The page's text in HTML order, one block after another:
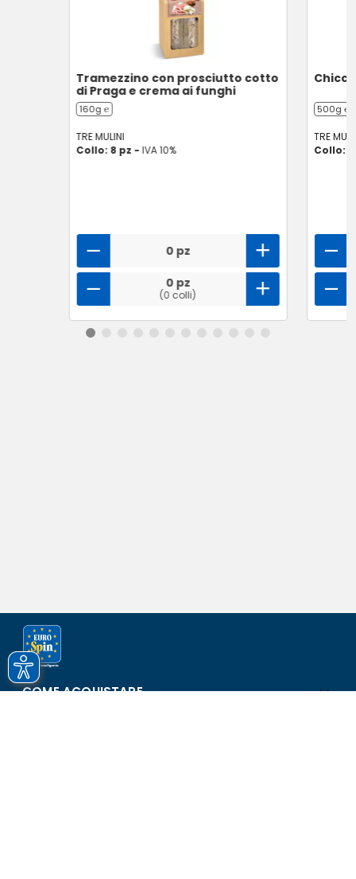
Tramezzino con prosciutto cotto
di Praga e crema ai funghi
160g ℮
TRE MULINI
Collo: 8 pz - IVA 10%
0 pz
0 pz
(0 colli)
500g ℮
TRE
Collo:
COME ACQUISTARE